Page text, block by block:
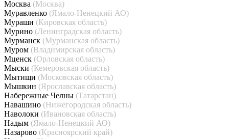
Москва (Москва)
Муравленко (Ямало-Ненецкий АО)
Мураши (Кировская область)
Мурино (Ленинградская область)
Мурманск (Мурманская область)
Муром (Владимирская область)
Мценск (Орловская область)
Мыски (Кемеровская область)
Мытищи (Московская область)
Мышкин (Ярославская область)
Набережные Челны (Татарстан)
Навашино (Нижегородская область)
Наволоки (Ивановская область)
Надым (Ямало-Ненецкий АО)
Назарово (Красноярский край)